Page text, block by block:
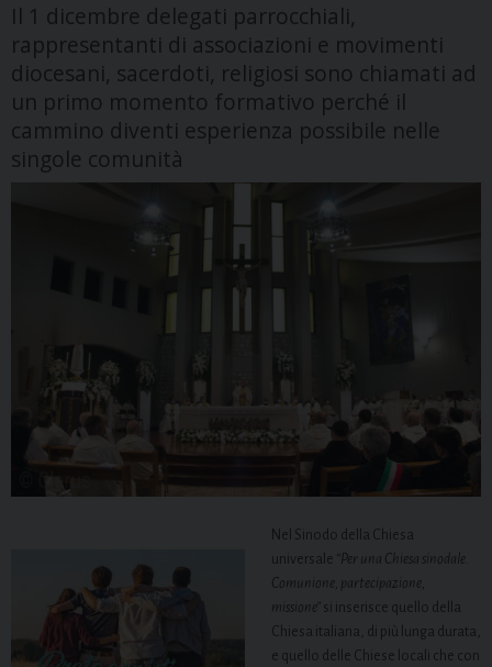
Il 1 dicembre delegati parrocchiali,
rappresentanti di associazioni e movimenti
diocesani, sacerdoti, religiosi sono chiamati ad
un primo momento formativo perché il
cammino diventi esperienza possibile nelle
singole comunità
Nel Sinodo della Chiesa
universale “Per una Chiesa sinodale.
Comunione, partecipazione,
missione” si inserisce quello della
Chiesa italiana, di più lunga durata,
e quello delle Chiese locali che con